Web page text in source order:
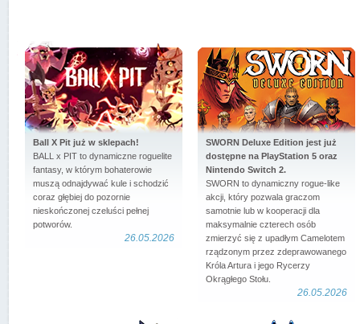
Ball X Pit już w sklepach!
BALL x PIT to dynamiczne roguelite
fantasy, w którym bohaterowie
muszą odnajdywać kule i schodzić
coraz głębiej do pozornie
nieskończonej czeluści pełnej
potworów.
26.05.2026
SWORN Deluxe Edition jest już
dostępne na PlayStation 5 oraz
Nintendo Switch 2.
SWORN to dynamiczny rogue-like
akcji, który pozwala graczom
samotnie lub w kooperacji dla
maksymalnie czterech osób
zmierzyć się z upadłym Camelotem
rządzonym przez zdeprawowanego
Króla Artura i jego Rycerzy
Okrągłego Stołu.
26.05.2026